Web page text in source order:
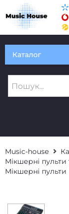
Каталог
Music-house
Мікшерні
Мікшерні пульти